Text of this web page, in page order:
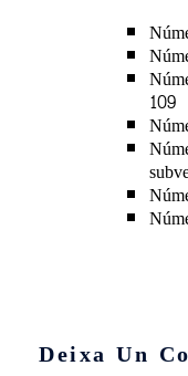
109
Deixa Un